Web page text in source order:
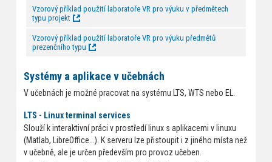
Vzorový příklad použití laboratoře VR pro výuku v předmětech
typu projekt
Vzorový příklad použití laboratoře VR pro výuku předmětů
prezenčního typu
Systémy a aplikace v učebnách
V učebnách je možné pracovat na systému LTS, WTS nebo EL.
LTS - Linux terminal services
Slouží k interaktivní práci v prostředí linux s aplikacemi v linuxu
(Matlab, LibreOffice...). K serveru lze přistoupit i z jiného místa než
v učebně, ale je určen především pro provoz učeben.